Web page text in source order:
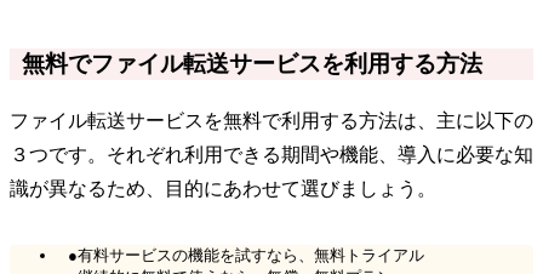
無料でファイル転送サービスを利用する方法
ファイル転送サービスを無料で利用する方法は、主に以下の
３つです。それぞれ利用できる期間や機能、導入に必要な知
識が異なるため、目的にあわせて選びましょう。
●有料サービスの機能を試すなら、無料トライアル